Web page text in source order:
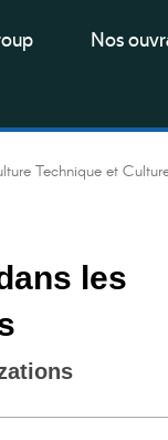
Nos
Technique et
les